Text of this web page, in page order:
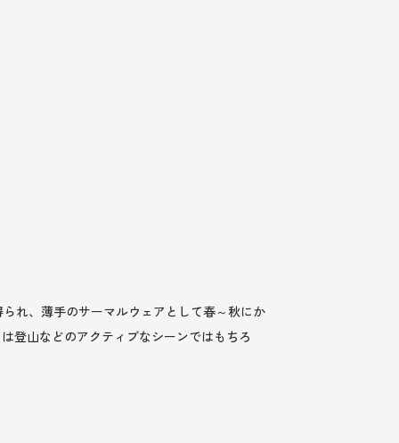
れ、薄手のサーマルウェアとして春～秋にか
登山などのアクティブなシーンではもちろ